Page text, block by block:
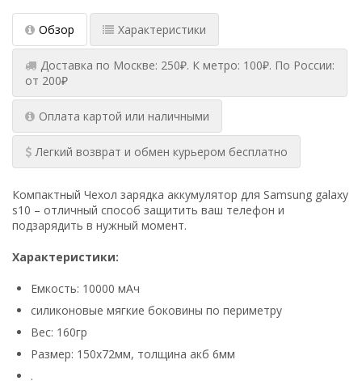
Обзор Характеристики
Доставка по Москве: 250₽. К метро: 100₽. По России:
от 200₽
Оплата картой или наличными
Легкий возврат и обмен курьером бесплатно
Компактный Чехол зарядка аккумулятор для Samsung galaxy
s10 – отличный способ защитить ваш телефон и
подзарядить в нужный момент.
Характеристики:
Емкость: 10000 мАч
силиконовые мягкие боковины по периметру
Вес: 160гр
Размер: 150x72мм, толщина акб 6мм
.